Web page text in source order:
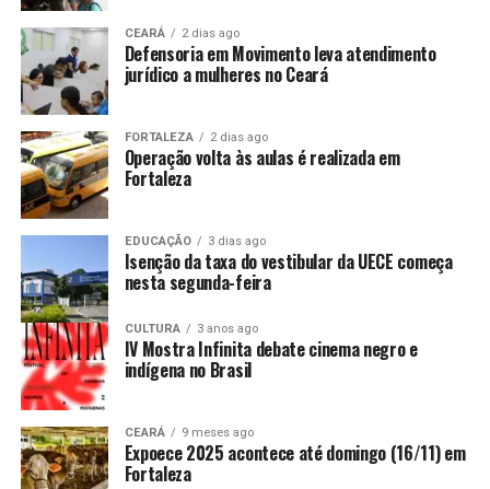
CEARÁ 2 dias ago
Defensoria em Movimento leva atendimento
jurídico a mulheres no Ceará
FORTALEZA 2 dias ago
Operação volta às aulas é realizada em
Fortaleza
EDUCAÇÃO 3 dias ago
Isenção da taxa do vestibular da UECE começa
nesta segunda-feira
CULTURA 3 anos ago
IV Mostra Infinita debate cinema negro e
indígena no Brasil
CEARÁ 9 meses ago
Expoece 2025 acontece até domingo (16/11) em
Fortaleza